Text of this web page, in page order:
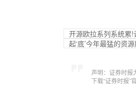
开源欧拉系列系统累
起‘底’今年最猛的资
声明：证券时报
下载“证券时报”